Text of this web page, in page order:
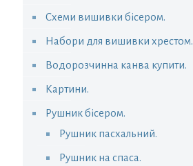
Схеми вишивки бісером.
Набори для вишивки хрестом.
Водорозчинна канва купити.
Картини.
Рушник бісером.
Рушник пасхальний.
Рушник на спаса.